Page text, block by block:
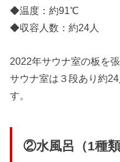
◆温度：約91℃
◆収容人数：約24人
2022年サウナ室の板を
サウナ室は３段あり約
す。
②水風呂（1種類